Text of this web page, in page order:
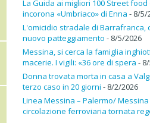
La Guida ai migliori 100 Street food
incorona «Umbriaco» di Enna - 8/5/
L'omicidio stradale di Barrafranca,
nuovo patteggiamento - 8/5/2026
Messina, si cerca la famiglia
macerie. I vigili: «36 ore di spera -
Donna trovata morta in casa a
terzo caso in 20 giorni - 8/2/2026
Linea Messina – Palermo/ Messina
circolazione ferroviaria tornata